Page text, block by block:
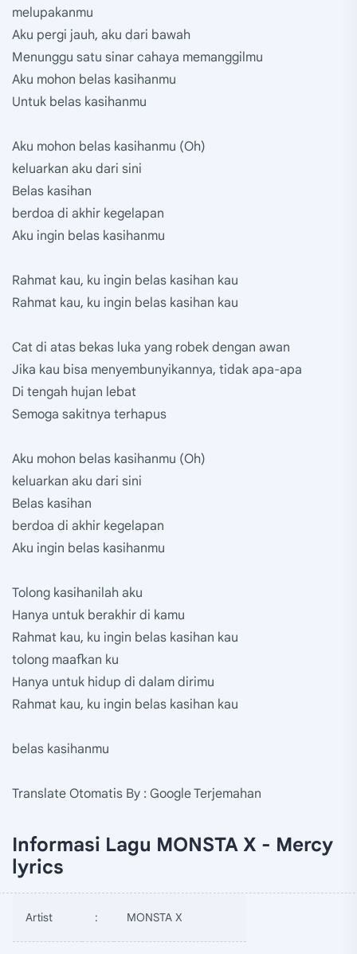
melupakanmu
Aku pergi jauh, aku dari bawah
Menunggu satu sinar cahaya memanggilmu
Aku mohon belas kasihanmu
Untuk belas kasihanmu
Aku mohon belas kasihanmu (Oh)
keluarkan aku dari sini
Belas kasihan
berdoa di akhir kegelapan
Aku ingin belas kasihanmu
Rahmat kau, ku ingin belas kasihan kau
Rahmat kau, ku ingin belas kasihan kau
Cat di atas bekas luka yang robek dengan awan
Jika kau bisa menyembunyikannya, tidak apa-apa
Di tengah hujan lebat
Semoga sakitnya terhapus
Aku mohon belas kasihanmu (Oh)
keluarkan aku dari sini
Belas kasihan
berdoa di akhir kegelapan
Aku ingin belas kasihanmu
Tolong kasihanilah aku
Hanya untuk berakhir di kamu
Rahmat kau, ku ingin belas kasihan kau
tolong maafkan ku
Hanya untuk hidup di dalam dirimu
Rahmat kau, ku ingin belas kasihan kau
belas kasihanmu
Translate Otomatis By : Google Terjemahan
Informasi Lagu MONSTA X - Mercy
lyrics
Artist : MONSTA X